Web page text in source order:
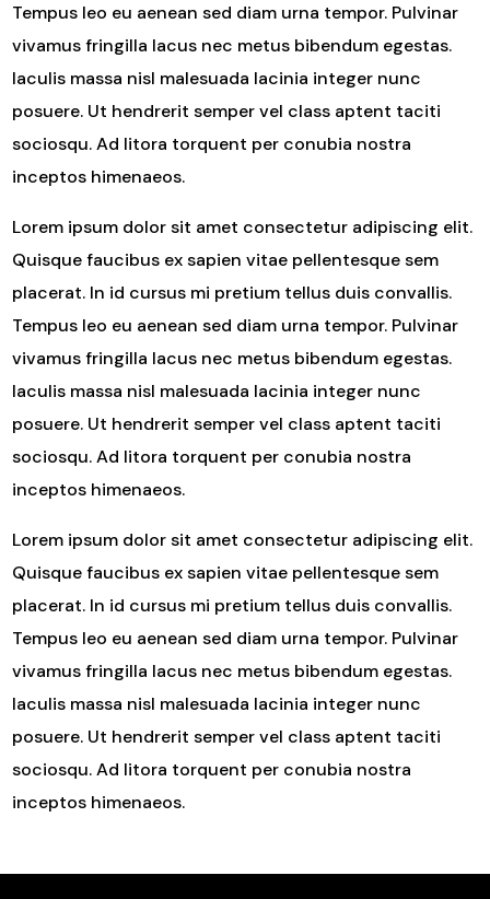
Tempus leo eu aenean sed diam urna tempor. Pulvinar
vivamus fringilla lacus nec metus bibendum egestas.
Iaculis massa nisl malesuada lacinia integer nunc
posuere. Ut hendrerit semper vel class aptent taciti
sociosqu. Ad litora torquent per conubia nostra
inceptos himenaeos.
Lorem ipsum dolor sit amet consectetur adipiscing elit.
Quisque faucibus ex sapien vitae pellentesque sem
placerat. In id cursus mi pretium tellus duis convallis.
Tempus leo eu aenean sed diam urna tempor. Pulvinar
vivamus fringilla lacus nec metus bibendum egestas.
Iaculis massa nisl malesuada lacinia integer nunc
posuere. Ut hendrerit semper vel class aptent taciti
sociosqu. Ad litora torquent per conubia nostra
inceptos himenaeos.
Lorem ipsum dolor sit amet consectetur adipiscing elit.
Quisque faucibus ex sapien vitae pellentesque sem
placerat. In id cursus mi pretium tellus duis convallis.
Tempus leo eu aenean sed diam urna tempor. Pulvinar
vivamus fringilla lacus nec metus bibendum egestas.
Iaculis massa nisl malesuada lacinia integer nunc
posuere. Ut hendrerit semper vel class aptent taciti
sociosqu. Ad litora torquent per conubia nostra
inceptos himenaeos.